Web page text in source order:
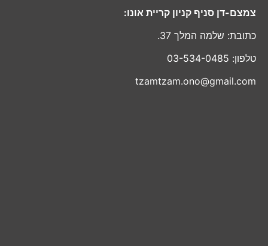
צמצם-דן סניף קניון קריית אונו:
כתובת: שלמה המלך 37.
טלפון: 03-534-0485
tzamtzam.ono@gmail.com